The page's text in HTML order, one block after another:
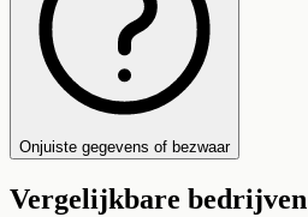
Onjuiste gegevens of bezwaar
Vergelijkbare bedrijven